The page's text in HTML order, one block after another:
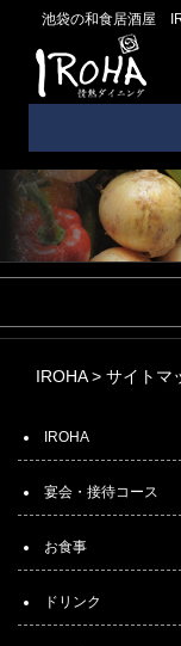
池袋の和食居酒屋
IROHA> サイトマ
IROHA
宴会・接待コース
お食事
ドリンク